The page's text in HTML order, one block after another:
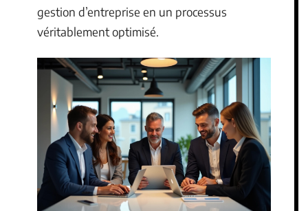
gestion d’entreprise en un processus
véritablement optimisé.